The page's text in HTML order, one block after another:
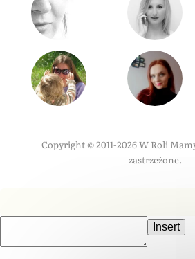
Copyright © 2011-2026 W Roli
zastrzeżone.
Insert